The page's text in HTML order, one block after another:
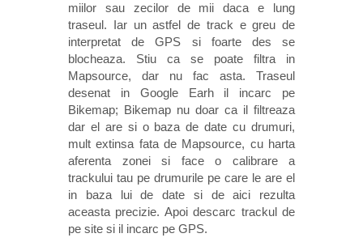
miilor sau zecilor de mii daca e lung
traseul. Iar un astfel de track e greu de
interpretat de GPS si foarte des se
blocheaza. Stiu ca se poate filtra in
Mapsource, dar nu fac asta. Traseul
desenat in Google Earh il incarc pe
Bikemap; Bikemap nu doar ca il filtreaza
dar el are si o baza de date cu drumuri,
mult extinsa fata de Mapsource, cu harta
aferenta zonei si face o calibrare a
trackului tau pe drumurile pe care le are el
in baza lui de date si de aici rezulta
aceasta precizie. Apoi descarc trackul de
pe site si il incarc pe GPS.